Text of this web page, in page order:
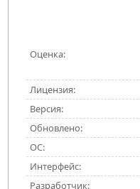
Оценка:
Лицензия:
Версия:
Обновлено:
ОС:
Интерфейс:
Разработчик: